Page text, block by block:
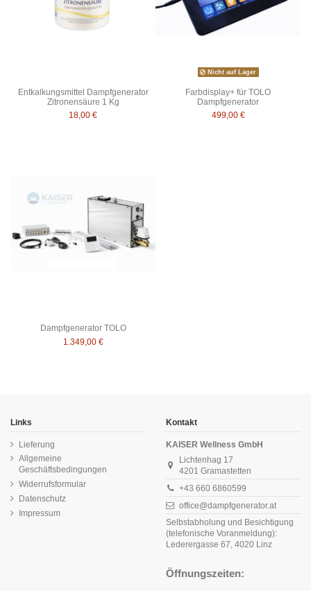
Entkalkungsmittel Dampfgenerator
Zitronensäure 1 Kg
18,00 €
Nicht auf Lager
Farbdisplay+ für TOLO
Dampfgenerator
499,00 €
Dampfgenerator TOLO
1.349,00 €
Links
Lieferung
Allgemeine
Geschäftsbedingungen
Widerrufsformular
Datenschutz
Impressum
Kontakt
KAISER Wellness GmbH
Lichtenhag 17
4201 Gramastetten
+43 660 6860599
office@dampfgenerator.at
Selbstabholung und Besichtigung
(telefonische Voranmeldung):
Lederergasse 67, 4020 Linz
Öffnungszeiten: